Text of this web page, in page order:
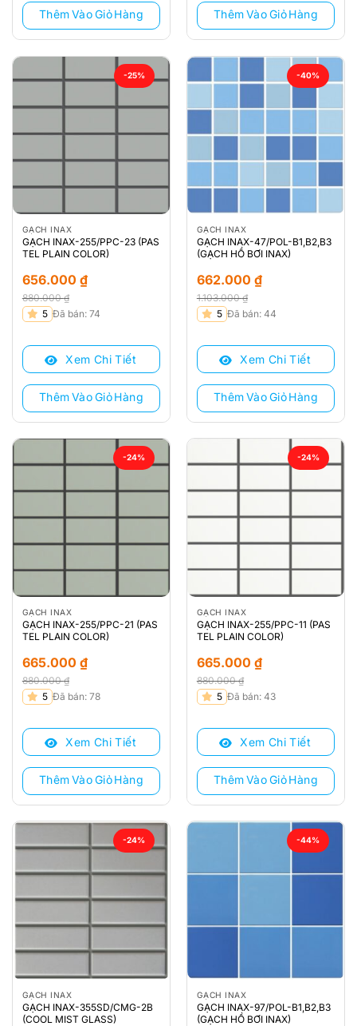
Thêm Vào Giỏ Hàng Thêm Vào Giỏ Hàng
-25%
GẠCH INAX
GẠCH INAX-255/PPC-23 (PAS
TEL PLAIN COLOR)
880.000₫
Giá
là:
880.000 ₫.
656.000 ₫
Giá
tại
656.000 ₫.
5 Đã bán: 74
Xem Chi Tiết
Thêm Vào Giỏ Hàng
-40%
GẠCH INAX
GẠCH INAX-47/POL-B1,B2,B3
(GẠCH HỒ BƠI INAX)
1.103.000₫
Giá
là:
1.103.000 ₫.
662.000 ₫
Giá
tại
662.000 ₫.
5 Đã bán: 44
Xem Chi Tiết
Thêm Vào Giỏ Hàng
-24%
GẠCH INAX
GẠCH INAX-255/PPC-21 (PAS
TEL PLAIN COLOR)
880.000₫
Giá
là:
880.000 ₫.
665.000 ₫
Giá
tại
665.000 ₫.
5 Đã bán: 78
Xem Chi Tiết
Thêm Vào Giỏ Hàng
-24%
GẠCH INAX
GẠCH INAX-255/PPC-11 (PAS
TEL PLAIN COLOR)
880.000₫
Giá
là:
880.000 ₫.
665.000 ₫
Giá
tại
665.000 ₫.
5 Đã bán: 43
Xem Chi Tiết
Thêm Vào Giỏ Hàng
-24%
GẠCH INAX
GẠCH INAX-355SD/CMG-2B
(COOL MIST GLASS)
-44%
GẠCH INAX
GẠCH INAX-97/POL-B1,B2,B3
(GẠCH HỒ BƠI INAX)